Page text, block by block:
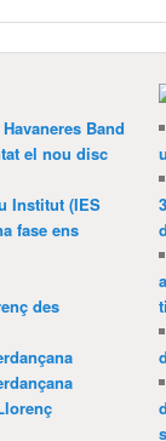
Band
el nou disc
Institut (IES
fase ens
des